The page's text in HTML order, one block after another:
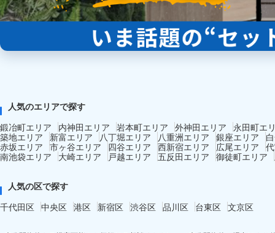
人気のエリアで探す
鍛冶町エリア
内神田エリア 岩本町エリア 外神田エリア
永田町エ
築地エリア
新富エリア 八丁堀エリア 八重洲エリア 銀座エリア
赤坂エリア 市ヶ谷エリア 四谷エリア 西新宿エリア 広尾エリア
南池袋エリア
大崎エリア 戸越エリア 五反田エリア 御徒町エリア
人気の区で探す
千代田区 中央区 港区 新宿区 渋谷区 品川区 台東区 文京区